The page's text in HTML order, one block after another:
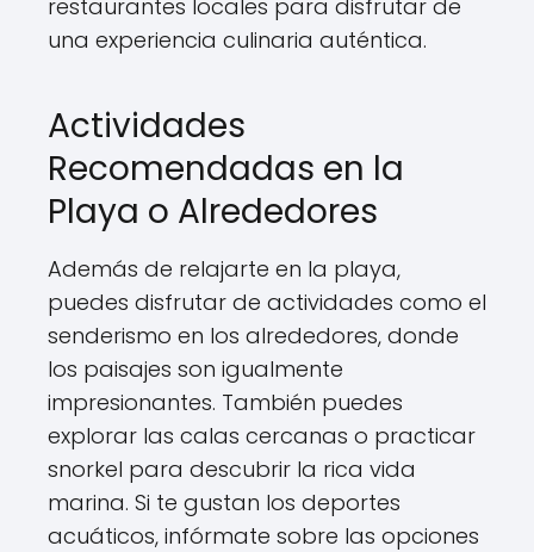
restaurantes locales para disfrutar de
una experiencia culinaria auténtica.
Actividades
Recomendadas en la
Playa o Alrededores
Además de relajarte en la playa,
puedes disfrutar de actividades como el
senderismo en los alrededores, donde
los paisajes son igualmente
impresionantes. También puedes
explorar las calas cercanas o practicar
snorkel para descubrir la rica vida
marina. Si te gustan los deportes
acuáticos, infórmate sobre las opciones